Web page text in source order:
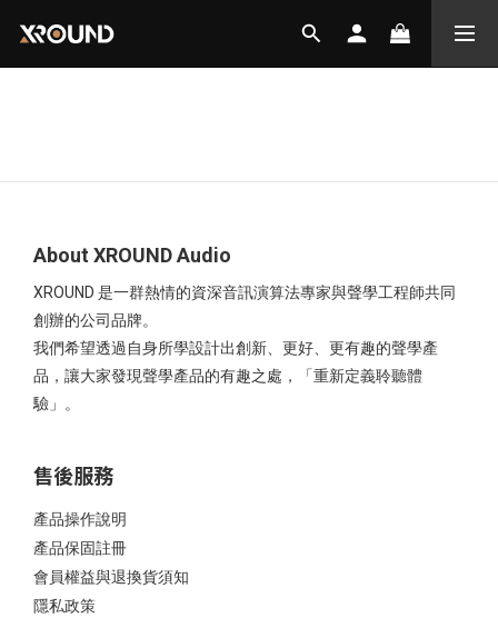
About XROUND Audio
XROUND 是一群熱情的資深音訊演算法專家與聲學工程師共同
創辦的公司品牌。
我們希望透過自身所學設計出創新、更好、更有趣的聲學產
品，讓大家發現聲學產品的有趣之處，「重新定義聆聽體
驗」。
售後服務
產品操作說明
產品保固註冊
會員權益與退換貨須知
隱私政策